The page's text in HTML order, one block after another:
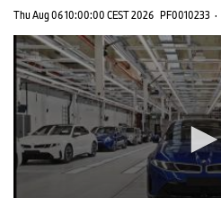
Thu Aug 06 10:00:00 CEST 2026 PF0010233 ·